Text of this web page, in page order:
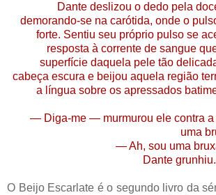
Dante deslizou o dedo pela
demorando-se na carótida, onde o
forte. Sentiu seu próprio pulso se
resposta à corrente de sangue
superfície daquela pele tão
cabeça escura e beijou aquela região
a língua sobre os apressados
— Diga-me — murmurou ele contra
uma
— Ah, sou uma
Dante
O Beijo Escarlate é o segundo livro da